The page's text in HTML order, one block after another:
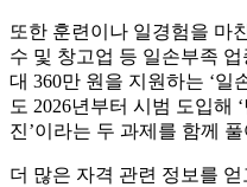
또한 훈련이나 일경험을 마
수 및 창고업 등 일손부족
대 360만 원을 지원하는 ‘일
도 2026년부터 시범 도입해
진’이라는 두 과제를 함께
더 많은 자격 관련 정보를